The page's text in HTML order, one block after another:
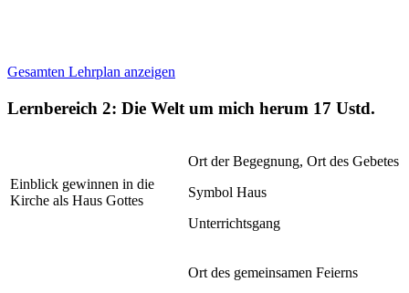
Gesamten Lehrplan anzeigen
Lernbereich 2: Die Welt um mich herum 17 Ustd.
Einblick gewinnen in die
Kirche als Haus Gottes
Ort der Begegnung, Ort des Gebetes
Symbol Haus
Unterrichtsgang
Ort des gemeinsamen Feierns